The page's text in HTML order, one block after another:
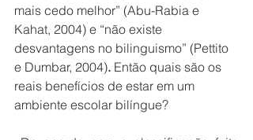
mais cedo melhor” (Abu-Rabia e
Kahat, 2004) e “não existe
desvantagens no bilinguismo” (Pettito
e Dumbar, 2004). Então quais são os
reais benefícios de estar em um
ambiente escolar bilíngue?